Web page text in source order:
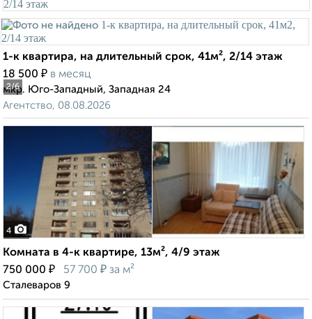
2/6
1-к квартира, на длительный срок, 41м², 2/14 этаж
18 500 ₽ в месяц
мкр. Юго-Западный, Западная 24
Агентство, 08.08.2026
4
Комната в 4-к квартире, 13м², 4/9 этаж
750 000 ₽ 57 700 ₽ за м²
Сталеваров 9